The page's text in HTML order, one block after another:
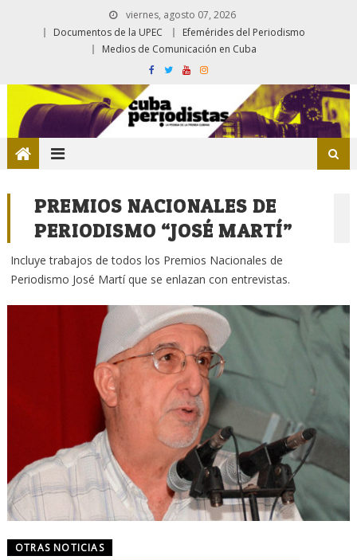
viernes, agosto 07, 2026
Documentos de la UPEC
Efemérides del Periodismo
Medios de Comunicación en Cuba
PREMIOS NACIONALES DE
PERIODISMO “JOSÉ MARTÍ”
Incluye trabajos de todos los Premios Nacionales de
Periodismo José Martí que se enlazan con entrevistas.
OTRAS NOTICIAS